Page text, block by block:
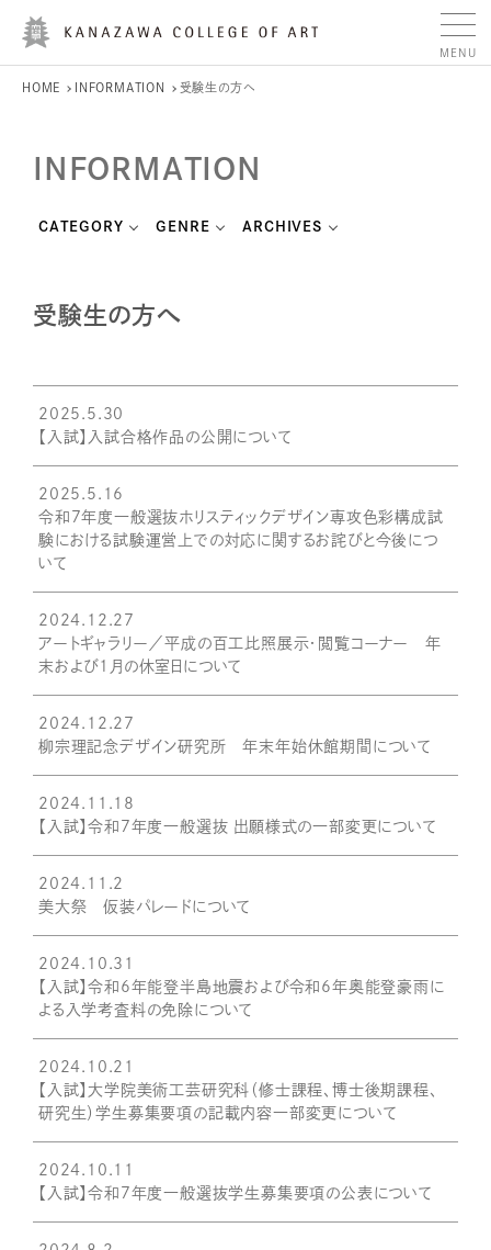
HOME INFORMATION 受験生の方へ
INFORMATION
CATEGORY GENRE ARCHIVES
受験生の方へ
2025.5.30
【入試】入試合格作品の公開について
2025.5.16
令和7年度一般選抜ホリスティックデザイン専攻色彩構成試
験における試験運営上での対応に関するお詫びと今後につ
いて
2024.12.27
アートギャラリー／平成の百工比照展示・閲覧コーナー 年
末および1月の休室日について
2024.12.27
柳宗理記念デザイン研究所 年末年始休館期間について
2024.11.18
【入試】令和7年度一般選抜 出願様式の一部変更について
2024.11.2
美大祭 仮装パレードについて
2024.10.31
【入試】令和6年能登半島地震および令和6年奥能登豪雨に
よる入学考査料の免除について
2024.10.21
【入試】大学院美術工芸研究科（修士課程、博士後期課程、
研究生）学生募集要項の記載内容一部変更について
2024.10.11
【入試】令和7年度一般選抜学生募集要項の公表について